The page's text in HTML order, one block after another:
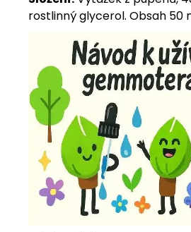
rostlinný glycerol. Obsah 50